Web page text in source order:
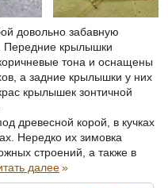
довольно забавную
Передние крылышки
тона и оснащены
а задние крылышки у них
крылышек зонтичной
древесной корой, в кучках
Нередко их зимовка
строений, а также в
далее»